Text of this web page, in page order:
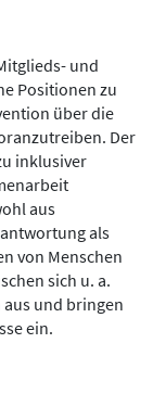
und
Positionen zu
über die
Der
inklusiver
aus
als
von Menschen
sich u. a.
und bringen
ein.